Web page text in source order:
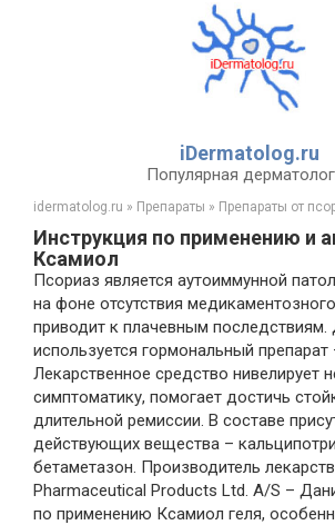
iDermatolog.ru
Популярная
idermatolog.ru » Препараты » Препараты от
Инструкция по применению и
Ксамиол
Псориаз является аутоиммунной
на фоне отсутствия
приводит к плачевным последствиям.
используется гормональный
Лекарственное средство нивелирует
симптоматику, помогает достичь
длительной ремиссии. В составе
действующих вещества –
бетаметазон. Производитель
Pharmaceutical Products Ltd. A/S –
по применению Ксамиол геля,